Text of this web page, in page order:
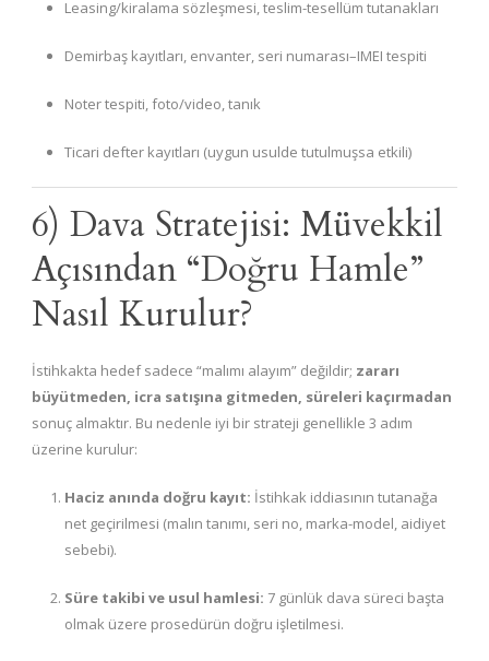
Leasing/kiralama sözleşmesi, teslim-tesellüm tutanakları
Demirbaş kayıtları, envanter, seri numarası–IMEI tespiti
Noter tespiti, foto/video, tanık
Ticari defter kayıtları (uygun usulde tutulmuşsa etkili)
6) Dava Stratejisi: Müvekkil
Açısından “Doğru Hamle”
Nasıl Kurulur?
İstihkakta hedef sadece “malımı alayım” değildir; zararı
büyütmeden, icra satışına gitmeden, süreleri kaçırmadan
sonuç almaktır. Bu nedenle iyi bir strateji genellikle 3 adım
üzerine kurulur:
Haciz anında doğru kayıt: İstihkak iddiasının tutanağa
net geçirilmesi (malın tanımı, seri no, marka-model, aidiyet
sebebi).
Süre takibi ve usul hamlesi: 7 günlük dava süreci başta
olmak üzere prosedürün doğru işletilmesi.